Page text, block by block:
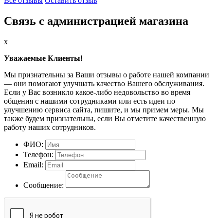
Связь с администрацией магазина
x
Уважаемые Клиенты!
Мы признательны за Ваши отзывы о работе нашей компании
— они помогают улучшать качество Вашего обслуживания.
Если у Вас возникло какое-либо недовольство во время
общения с нашими сотрудниками или есть идеи по
улучшению сервиса сайта, пишите, и мы примем меры. Мы
также будем признательны, если Вы отметите качественную
работу наших сотрудников.
ФИО:
Телефон:
Email:
Сообщение: